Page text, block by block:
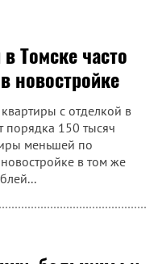
Томске часто
новостройке
с отделкой в
порядка 150 тысяч
меньшей по
в том же